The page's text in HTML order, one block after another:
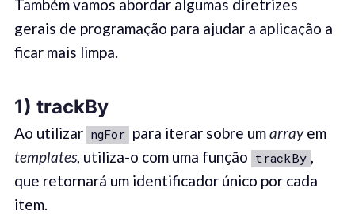
Também vamos abordar algumas diretrizes
gerais de programação para ajudar a aplicação a
ficar mais limpa.
1) trackBy
Ao utilizar ngFor para iterar sobre umarrayem
templates, utiliza-o com uma função trackBy ,
que retornará um identificador único por cada
item.